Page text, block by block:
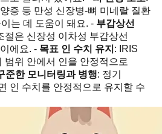
증 등 만성 신장병-뼈 미네랄 질환
는 데 도움이 돼요. - 부갑상선
절은 신장성 이차성 부갑상선
에요. - 목표 인 수치 유지 : IRIS
범위 안에서 인을 안정적으로
준한 모니터링과 병행: 정기
인 수치를 안정적으로 유지할 수